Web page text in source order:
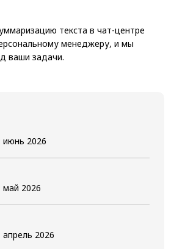
текста в чат-центре
менеджеру, и мы
ваши задачи.
июнь 2026
май 2026
2026